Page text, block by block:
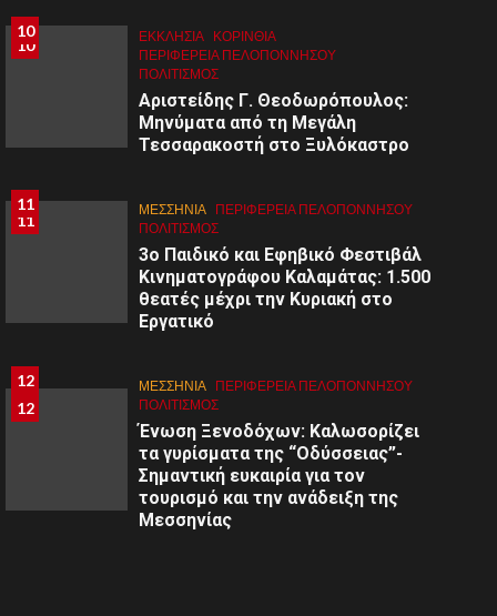
10
10 ΕΚΚΛΗΣΙΑ ΚΟΡΙΝΘΊΑ
ΠΕΡΙΦΈΡΕΙΑ ΠΕΛΟΠΟΝΝΉΣΟΥ
ΠΟΛΙΤΙΣΜΌΣ
Αριστείδης Γ. Θεοδωρόπουλος:
Μηνύματα από τη Μεγάλη
Τεσσαρακοστή στο Ξυλόκαστρο
11
11 ΜΕΣΣΗΝΙΑ ΠΕΡΙΦΈΡΕΙΑ ΠΕΛΟΠΟΝΝΉΣΟΥ
ΠΟΛΙΤΙΣΜΌΣ
3ο Παιδικό και Εφηβικό Φεστιβάλ
Κινηματογράφου Καλαμάτας: 1.500
θεατές μέχρι την Κυριακή στο
Εργατικό
12
12 ΜΕΣΣΗΝΙΑ ΠΕΡΙΦΈΡΕΙΑ ΠΕΛΟΠΟΝΝΉΣΟΥ
ΠΟΛΙΤΙΣΜΌΣ
Ένωση Ξενοδόχων: Καλωσορίζει
τα γυρίσματα της “Οδύσσειας”-
Σημαντική ευκαιρία για τον
τουρισμό και την ανάδειξη της
Μεσσηνίας